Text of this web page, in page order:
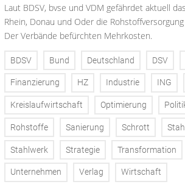
Laut BDSV, bvse und VDM gefährdet aktuell
Rhein, Donau und Oder die
Der Verbände befürchten Mehrkosten.
BDSV Bund Deutschland DSV
Finanzierung HZ Industrie ING
Kreislaufwirtschaft Optimierung
Rohstoffe Sanierung Schrott Stahl
Stahlwerk Strategie Transformation
Unternehmen Verlag Wirtschaft